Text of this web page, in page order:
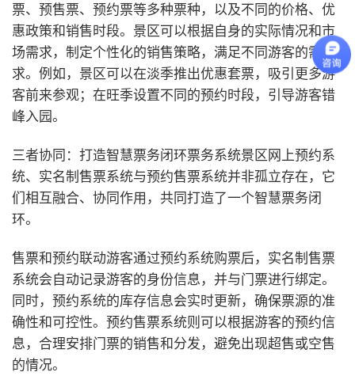
票、预售票、预约票等多种票种，以及不同的价格、优
惠政策和销售时段。景区可以根据自身的实际情况和市
场需求，制定个性化的销售策略，满足不同游客的需
求。例如，景区可以在淡季推出优惠套票，吸引更多游
客前来参观；在旺季设置不同的预约时段，引导游客错
峰入园。
三者协同：打造智慧票务闭环票务系统景区网上预约系
统、实名制售票系统与预约售票系统并非孤立存在，它
们相互融合、协同作用，共同打造了一个智慧票务闭
环。
售票和预约联动游客通过预约系统购票后，实名制售票
系统会自动记录游客的身份信息，并与门票进行绑定。
同时，预约系统的库存信息会实时更新，确保票源的准
确性和可控性。预约售票系统则可以根据游客的预约信
息，合理安排门票的销售和分发，避免出现超售或空售
的情况。